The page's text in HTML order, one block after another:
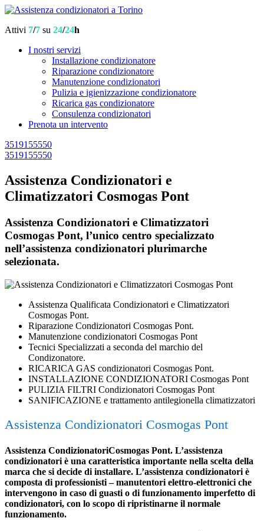
Attivi 7/7 su 24/24h
I nostri servizi
Installazione condizionatore
Riparazione condizionatore
Manutenzione condizionatori
Pulizia e igienizzazione condizionatore
Ricarica gas condizionatore
Consulenza condizionatori
Prenota un intervento
3519155550
3519155550
Assistenza Condizionatori e
Climatizzatori Cosmogas Pont
Assistenza Condizionatori e Climatizzatori
Cosmogas Pont, l’unico centro specializzato
nell’assistenza condizionatori plurimarche
selezionata.
Assistenza Qualificata Condizionatori e Climatizzatori
Cosmogas Pont.
Riparazione Condizionatori Cosmogas Pont.
Manutenzione condizionatori Cosmogas Pont
Tecnici Specializzati a seconda del marchio del
Condizonatore.
RICARICA GAS condizionatori Cosmogas Pont.
INSTALLAZIONE CONDIZIONATORI Cosmogas Pont
PULIZIA FILTRI Condizionatori Cosmogas Pont
SANIFICAZIONE e trattamento antilegionella climatizzatori
Assistenza Condizionatori Cosmogas Pont
Assistenza CondizionatoriCosmogas Pont. L’assistenza
condizionatori è una caratteristica importante nella scelta della
marca che si decide di installare. L’assistenza condizionatori è
composta di professionisti – manutentori elettro-elettronici che
intervengono in caso di guasti o di funzionamento imperfetto di
condizionatori, con lo scopo di ripristinarne il normale
funzionamento.